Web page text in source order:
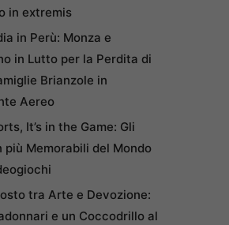
in extremis
in Perù: Monza e
in Lutto per la Perdita di
Brianzole in
Aereo
It’s in the Game: Gli
più Memorabili del Mondo
tra Arte e Devozione:
e un Coccodrillo al